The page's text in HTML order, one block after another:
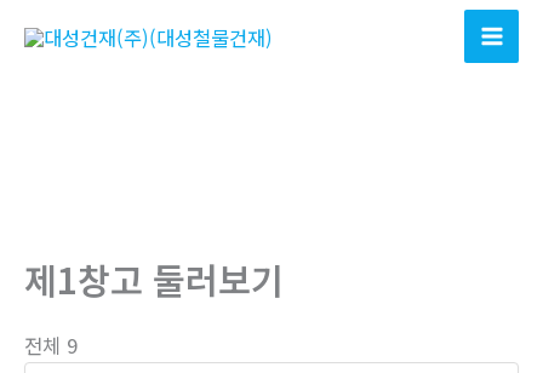
제1창고 둘러보기
전체 9